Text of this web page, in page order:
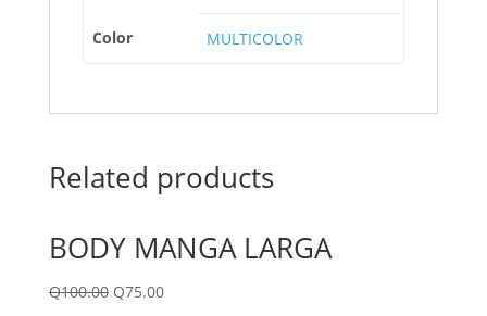
Color MULTICOLOR
Related products
BODY MANGA LARGA
Q100.00 Q75.00